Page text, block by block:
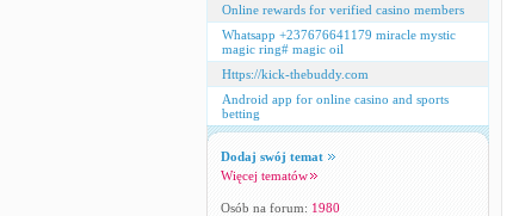
Online rewards for verified casino members
Whatsapp +237676641179 miracle mystic
magic ring# magic oil
Https://kick-thebuddy.com
Android app for online casino and sports
betting
Dodaj swój temat
Więcej tematów
Osób na forum: 1980